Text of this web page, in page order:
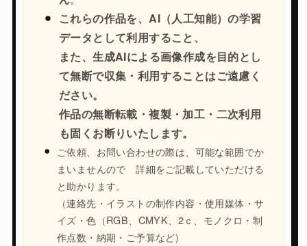
これらの作品を、AI（人工知能）の学習
データとして利用すること、
また、生成AIによる画像作成を目的とし
て無断で収集・利用することはご遠慮く
ださい。
作品の無断転載・複製・加工・二次利用
も固くお断りいたします。
ご依頼、お問い合わせの際は、可能な範囲でか
まいませんので 詳細をご記載していただける
と助かります。
（連絡先・イラストの制作内容・使用媒体・サ
イズ・色（RGB、CMYK、2ｃ、モノクロ・制
作点数・納期・ご予算など)